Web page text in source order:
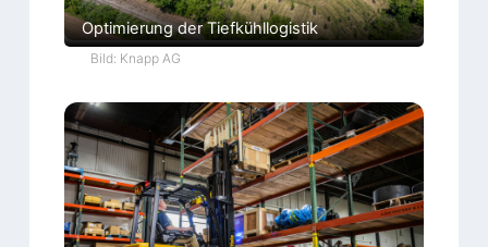
Optimierung der Tiefkühllogistik
Bild: Knapp AG